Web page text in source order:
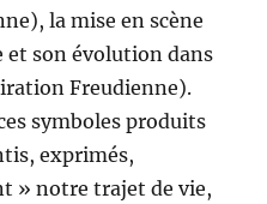
la mise en scène
et son évolution dans
Freudienne).
symboles produits
exprimés,
» notre trajet de vie,